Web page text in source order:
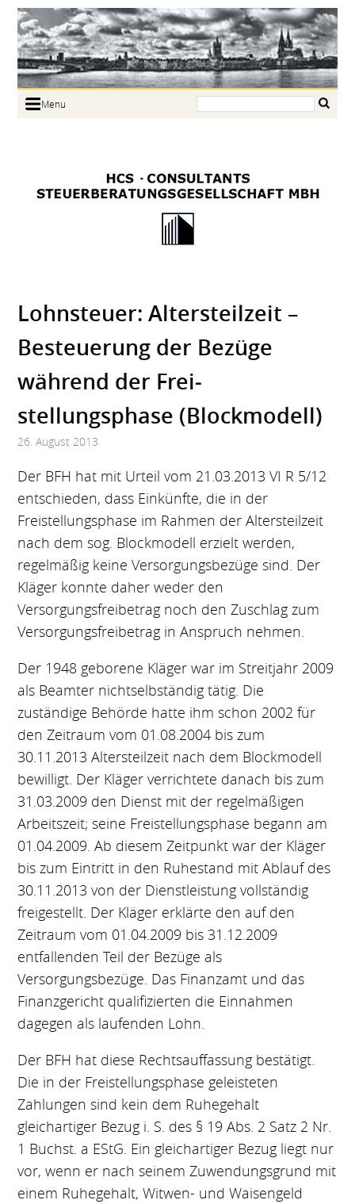
Menu
Links
Lohnsteuer: Alters­teilzeit –
Besteuerung der Bezüge
während der Frei­
stellungsphase (Blockmodell)
26. August 2013
Der BFH hat mit Urteil vom 21.03.2013 VI R 5/12
entschieden, dass Einkünfte, die in der
Freistellungsphase im Rahmen der Altersteilzeit
nach dem sog. Blockmodell erzielt werden,
regelmäßig keine Versorgungsbezüge sind. Der
Kläger konnte daher weder den
Versorgungsfreibetrag noch den Zuschlag zum
Versorgungsfreibetrag in Anspruch nehmen.
Der 1948 geborene Kläger war im Streitjahr 2009
als Beamter nichtselbständig tätig. Die
zuständige Behörde hatte ihm schon 2002 für
den Zeitraum vom 01.08.2004 bis zum
30.11.2013 Altersteilzeit nach dem Blockmodell
bewilligt. Der Kläger verrichtete danach bis zum
31.03.2009 den Dienst mit der regelmäßigen
Arbeitszeit; seine Freistellungsphase begann am
01.04.2009. Ab diesem Zeitpunkt war der Kläger
bis zum Eintritt in den Ruhestand mit Ablauf des
30.11.2013 von der Dienstleistung vollständig
freigestellt. Der Kläger erklärte den auf den
Zeitraum vom 01.04.2009 bis 31.12.2009
entfallenden Teil der Bezüge als
Versorgungsbezüge. Das Finanzamt und das
Finanzgericht qualifizierten die Einnahmen
dagegen als laufenden Lohn.
Der BFH hat diese Rechtsauffassung bestätigt.
Die in der Freistellungsphase geleisteten
Zahlungen sind kein dem Ruhegehalt
gleichartiger Bezug i. S. des § 19 Abs. 2 Satz 2 Nr.
1 Buchst. a EStG. Ein gleichartiger Bezug liegt nur
vor, wenn er nach seinem Zuwendungsgrund mit
einem Ruhegehalt, Witwen- und Waisengeld